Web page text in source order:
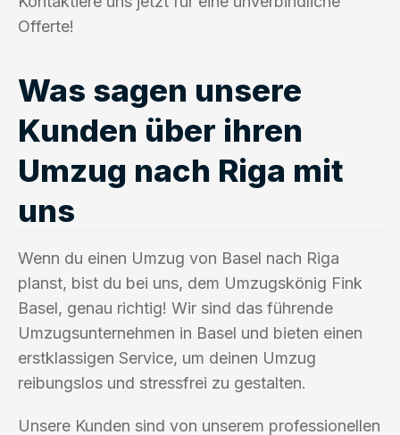
Offerte!
Was sagen unsere
Kunden über ihren
Umzug nach Riga mit
uns
Wenn du einen Umzug von Basel nach Riga
planst, bist du bei uns, dem Umzugskönig Fink
Basel, genau richtig! Wir sind das führende
Umzugsunternehmen in Basel und bieten einen
erstklassigen Service, um deinen Umzug
reibungslos und stressfrei zu gestalten.
Unsere Kunden sind von unserem professionellen